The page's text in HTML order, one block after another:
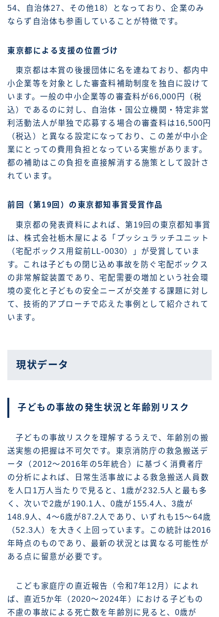
54、自治体27、その他18）となっており、企業のみ
ならず自治体も参画していることが特徴です。
東京都による支援の位置づけ
東京都は本賞の後援団体に名を連ねており、都内中
小企業等を対象とした審査料補助制度を独自に設けて
います。一般の中小企業等の審査料が66,000円（税
込）であるのに対し、自治体・国公立機関・特定非営
利活動法人が単独で応募する場合の審査料は16,500円
（税込）と異なる設定になっており、この差が中小企
業にとっての費用負担となっている実態があります。
都の補助はこの負担を直接解消する施策として設計さ
れています。
前回（第19回）の東京都知事賞受賞作品
東京都の発表資料によれば、第19回の東京都知事賞
は、株式会社栃木屋による「プッシュラッチユニット
（宅配ボックス用錠前LL-0030）」が受賞していま
す。これは子どもの閉じ込め事故を防ぐ宅配ボックス
の非常解錠装置であり、宅配需要の増加という社会環
境の変化と子どもの安全ニーズが交差する課題に対し
て、技術的アプローチで応えた事例として紹介されて
います。
現状データ
子どもの事故の発生状況と年齢別リスク
子どもの事故リスクを理解するうえで、年齢別の搬
送実態の把握は不可欠です。東京消防庁の救急搬送デ
ータ（2012〜2016年の5年統合）に基づく消費者庁
の分析によれば、日常生活事故による救急搬送人員数
を人口1万人当たりで見ると、1歳が232.5人と最も多
く、次いで2歳が190.1人、0歳が155.4人、3歳が
148.9人、4〜6歳が87.2人であり、いずれも15〜64歳
（52.3人）を大きく上回っています。この統計は2016
年時点のものであり、最新の状況とは異なる可能性が
ある点に留意が必要です。
こども家庭庁の直近報告（令和7年12月）によれ
ば、直近5か年（2020〜2024年）における子どもの
不慮の事故による死亡数を年齢別に見ると、0歳が